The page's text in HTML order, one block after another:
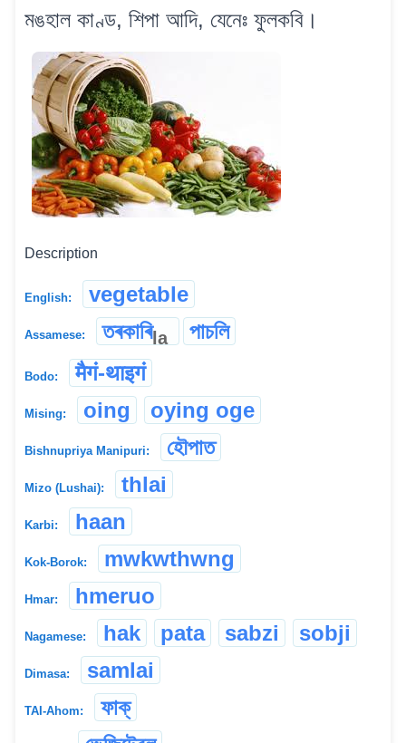
মঙহাল কাণ্ড, শিপা আদি, যেনেঃ ফুলকবি।
Description
English: vegetable
Assamese: তৰকাৰিla পাচলি
Bodo: मैगं-थाइगं
Mising: oing oying oge
Bishnupriya Manipuri: হৌপাত
Mizo (Lushai): thlai
Karbi: haan
Kok-Borok: mwkwthwng
Hmar: hmeruo
Nagamese: hak pata sabzi sobji
Dimasa: samlai
TAI-Ahom: ফাক্